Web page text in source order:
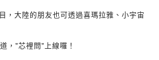
，大陸的朋友也可透過喜瑪拉雅、小宇宙
，"芯裡問"上線囉！